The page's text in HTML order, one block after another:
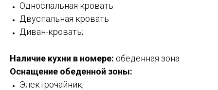
Односпальная кровать
Двуспальная кровать
Диван-кровать;
Наличие кухни в номере: обеденная зона
Оснащение обеденной зоны:
Электрочайник;